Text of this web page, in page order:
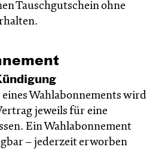
Tauschgutschein ohne
eines Wahlabonnements wird
jeweils für eine
Ein Wahlabonnement
– jederzeit erworben